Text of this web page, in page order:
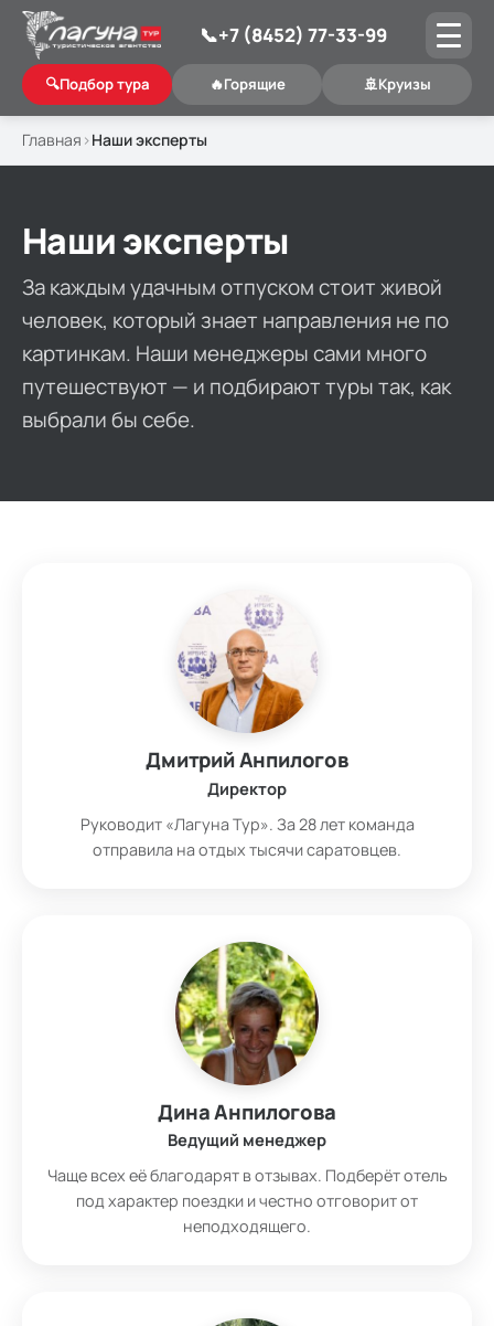
🔍Подбор тура 🔥Горящие 🚢Круизы
📞+7 (8452) 77-33-99
Главная Наши эксперты
Наши эксперты
За каждым удачным отпуском стоит живой
человек, который знает направления не по
картинкам. Наши менеджеры сами много
путешествуют — и подбирают туры так, как
выбрали бы себе.
Дмитрий Анпилогов
Директор
Руководит «Лагуна Тур». За 28 лет команда
отправила на отдых тысячи саратовцев.
Дина Анпилогова
Ведущий менеджер
Чаще всех её благодарят в отзывах. Подберёт отель
под характер поездки и честно отговорит от
неподходящего.